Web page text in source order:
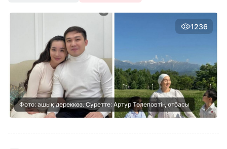
1236
Фото: ашық дереккөз. Суретте: Артур Төлеповтің отбасы